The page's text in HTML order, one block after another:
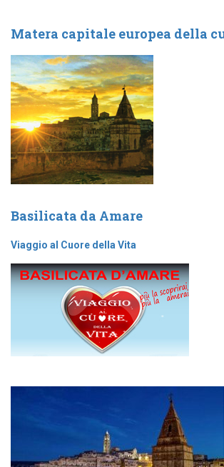
c
a
p
e
r
:
Matera capitale europea della
Basilicata da Amare
Viaggio al Cuore della Vita